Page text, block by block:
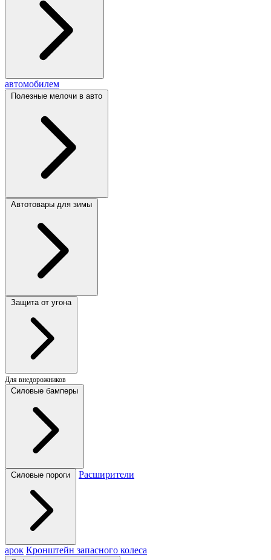
автомобилем
Полезные мелочи в авто
Автотовары для зимы
Защита от угона
Для внедорожников
Силовые бамперы
Силовые пороги Расширители
арок Кронштейн запасного колеса